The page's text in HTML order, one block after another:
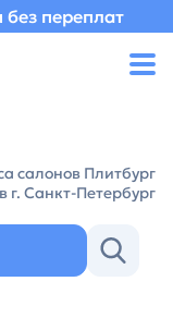
переплат
салонов Плитбург
в г. Санкт-Петербург